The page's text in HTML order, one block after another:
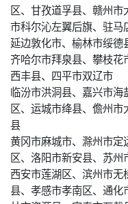
区、甘孜道孚县、赣州
市科尔沁左翼后旗、驻马
延边敦化市、榆林市绥
齐哈尔市拜泉县、攀枝
西丰县、四平市双辽市
临汾市洪洞县、嘉兴市
区、运城市绛县、儋州
县
黄冈市麻城市、滁州市
区、洛阳市新安县、苏州
西安市莲湖区、滨州市
县、孝感市孝南区、通